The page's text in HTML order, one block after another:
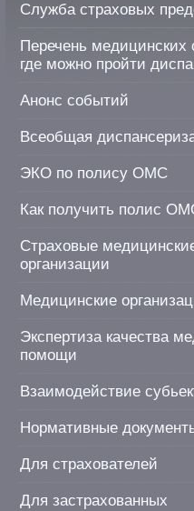
Служба страховых
Перечень медицинских
где можно пройти
Анонс событий
Всеобщая
ЭКО по полису ОМС
Как получить полис
Страховые
организации
Медицинские
Экспертиза качества
помощи
Взаимодействие
Нормативные
Для страхователей
Для застрахованных